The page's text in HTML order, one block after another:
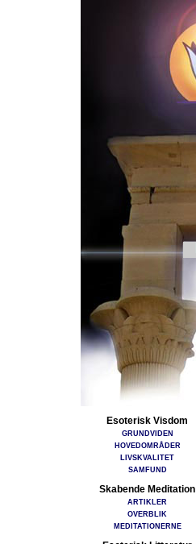
Esoterisk Visdom
GRUNDVIDEN
HOVEDOMRÅDER
LIVSKVALITET
SAMFUND
Skabende Meditation
ARTIKLER
OVERBLIK
MEDITATIONERNE